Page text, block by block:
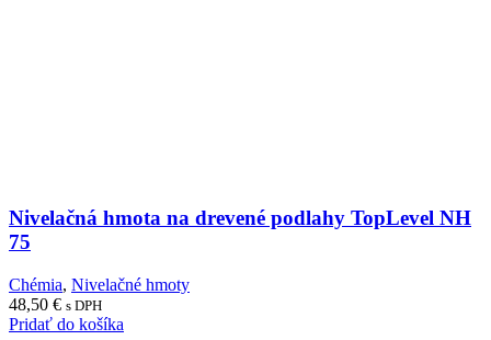
Nivelačná hmota na drevené podlahy TopLevel NH
75
Chémia, Nivelačné hmoty
48,50 € s DPH
Pridať do košíka